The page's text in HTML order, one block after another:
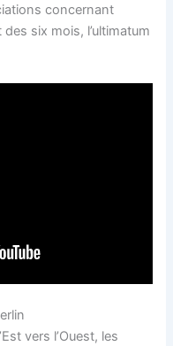
concernant
des six mois, l’ultimatum
vers l’Ouest, les